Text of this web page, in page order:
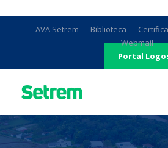
AVA Setrem Biblioteca
Webmail
Portal